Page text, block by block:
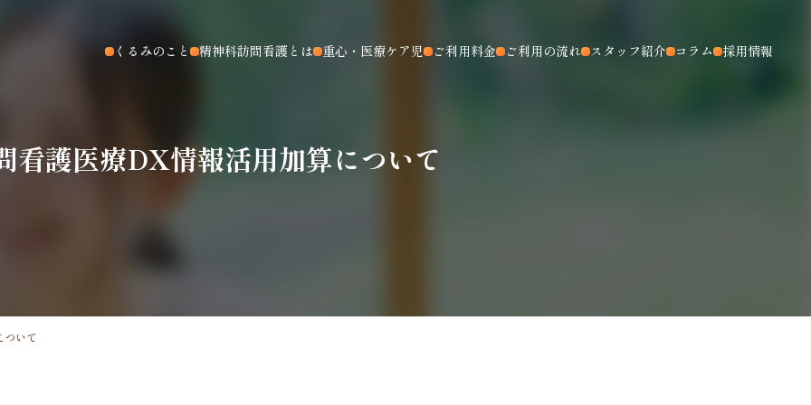
くるみのこと 精神科訪問看護とは 重心・医療ケア児 ご利用料金 ご利用の流れ スタッフ紹介 コラム 採用情報
看護医療DX情報活用加算について
ついて